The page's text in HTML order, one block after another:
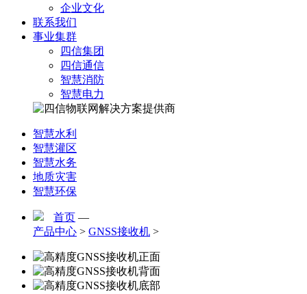
企业文化
联系我们
事业集群
四信集团
四信通信
智慧消防
智慧电力
智慧水利
智慧灌区
智慧水务
地质灾害
智慧环保
首页 —
产品中心 > GNSS接收机 >